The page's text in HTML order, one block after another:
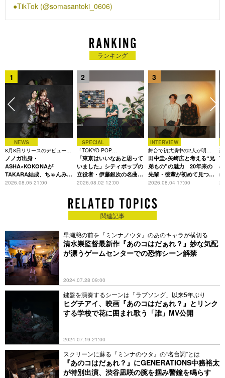
TikTok (@somasantoki_0606)
ランキング
1
NEWS
8月8日リリースのデビュー曲
は「Time is money」
ノノガ出身・
ASHA×KOKONAが
TAKARA結成、ちゃんみな
主宰レーベル第2弾アーテ
2026.08.05 21:00
2
SPECIAL
「TOKYO POP
CHRONICLE」特集
「東京はいいなあと思って
いました」シティポップの
立役者・伊藤銀次の名曲回
想録
2026.08.02 12:00
3
INTERVIEW
舞台で初共演中の2人が明か
す、今の自分をつくる恩人の
存在
田中圭×矢崎広と考える“兄
弟もの”の魅力 20年来の
先輩・後輩が初めて見つけ
た互いの共通点とは
2026.08.04 17:00
関連記事
早瀬憩の前を『ミンナノウタ』のあのキャラが横切る
清水崇監督最新作『あのコはだぁれ？』妙な気配
が漂うゲームセンターでの恐怖シーン解禁
2024.07.28 09:00
鍵盤を演奏するシーンは「ラブソング」以来5年ぶり
ヒグチアイ、映画『あのコはだぁれ？』とリンク
する学校で花に囲まれ歌う「誰」MV公開
2024.07.19 21:00
スクリーンに蘇る『ミンナのウタ』の“名台詞”とは
『あのコはだぁれ？』にGENERATIONS中務裕太
が特別出演、渋谷凪咲の腕を掴み警鐘を鳴らす